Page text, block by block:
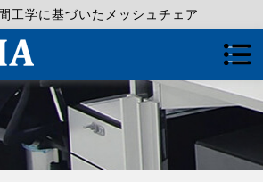
工学に基づいたメッシュチェア